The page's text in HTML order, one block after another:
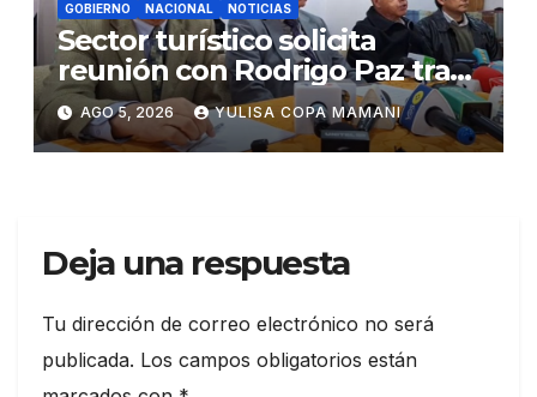
GOBIERNO NACIONAL NOTICIAS
Sector turístico solicita
reunión con Rodrigo Paz tras
cambios en la administración
del turismo
AGO 5, 2026 YULISA COPA MAMANI
Deja una respuesta
Tu dirección de correo electrónico no será
publicada. Los campos obligatorios están